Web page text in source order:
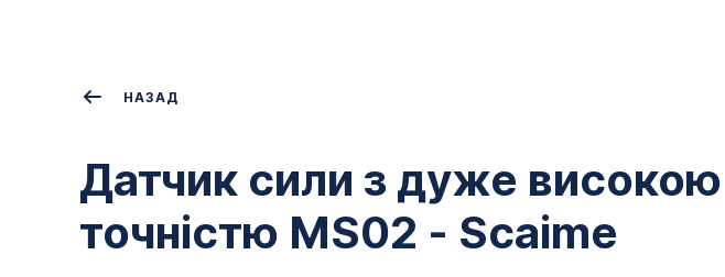
НАЗАД
Датчик сили з дуже високою
точністю MS02 - Scaime